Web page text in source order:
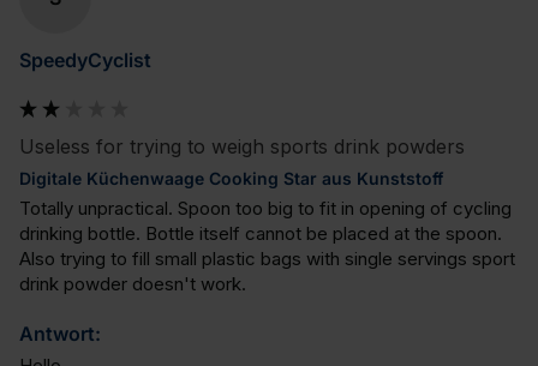
SpeedyCyclist
Useless for trying to weigh sports drink powders
Digitale Küchenwaage Cooking Star aus Kunststoff
Totally unpractical. Spoon too big to fit in opening of cycling
drinking bottle. Bottle itself cannot be placed at the spoon.
Also trying to fill small plastic bags with single servings sport
drink powder doesn't work.
Antwort: